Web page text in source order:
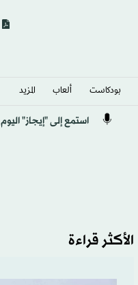
بودكاست ألعاب المزيد
استمع إلى "إيجاز" اليوم
الأكثر قراءة